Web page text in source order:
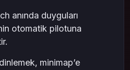
anında duyguları
otomatik pilotuna
minimap’e